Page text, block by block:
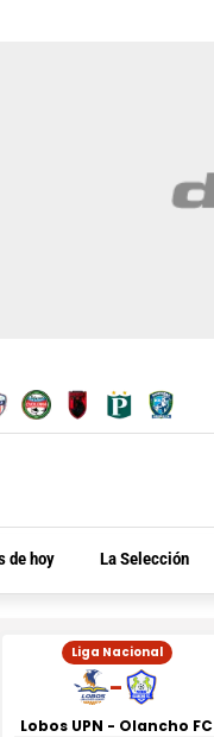
de hoy La Selección
Liga Nacional
-
Lobos UPN - Olancho FC